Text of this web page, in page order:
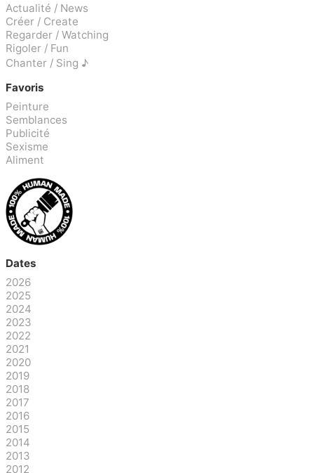
Actualité / News
Créer / Create
Regarder / Watching
Rigoler / Fun
Chanter / Sing ♪
Favoris
Peinture
Semblances
Publicité
Sexisme
Aliment
Dates
2026
2025
2024
2023
2022
2021
2020
2019
2018
2017
2016
2015
2014
2013
2012